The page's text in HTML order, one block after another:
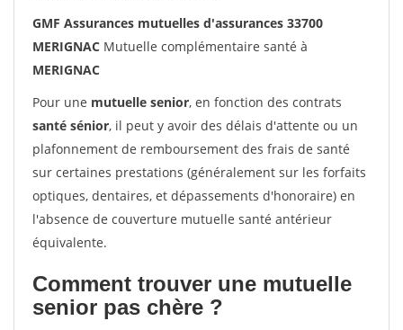
GMF Assurances mutuelles d'assurances 33700
MERIGNAC Mutuelle complémentaire santé à
MERIGNAC
Pour une mutuelle senior, en fonction des contrats
santé sénior, il peut y avoir des délais d'attente ou un
plafonnement de remboursement des frais de santé
sur certaines prestations (généralement sur les forfaits
optiques, dentaires, et dépassements d'honoraire) en
l'absence de couverture mutuelle santé antérieur
équivalente.
Comment trouver une mutuelle
senior pas chère ?